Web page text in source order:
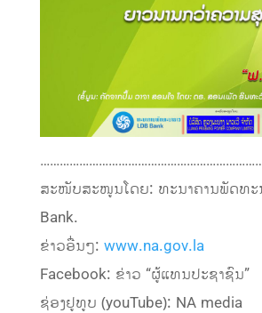
ສະໜັບສະໜູນໂດຍ: ທະນາຄານພັດທະ
Bank.
ຂ່າວອື່ນໆ: www.na.gov.la
Facebook: ຂ່າວ “ຜູ້ແທນປະຊາຊົນ”
ຊ່ອງຢູທູບ (youTube): NA media